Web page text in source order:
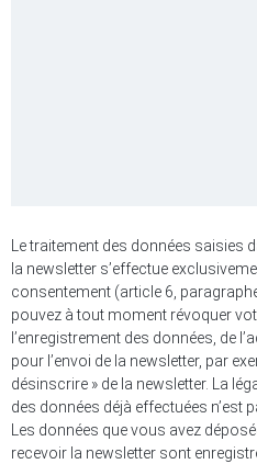
Le traitement des données saisies
la newsletter s’effectue
consentement (article 6,
pouvez à tout moment révoquer
l’enregistrement des données, de
pour l’envoi de la newsletter, par
désinscrire » de la newsletter. La
des données déjà effectuées n’est
Les données que vous avez
recevoir la newsletter sont